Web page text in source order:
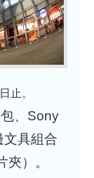
止。
、Sony
具組合
夾）。